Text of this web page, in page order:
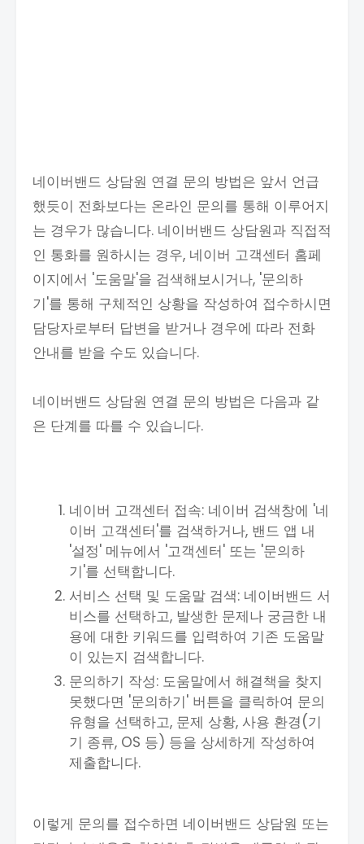
네이버밴드 상담원 연결 문의 방법은 앞서 언급
했듯이 전화보다는 온라인 문의를 통해 이루어지
는 경우가 많습니다. 네이버밴드 상담원과 직접적
인 통화를 원하시는 경우, 네이버 고객센터 홈페
이지에서 '도움말'을 검색해보시거나, '문의하
기'를 통해 구체적인 상황을 작성하여 접수하시면
담당자로부터 답변을 받거나 경우에 따라 전화
안내를 받을 수도 있습니다.
네이버밴드 상담원 연결 문의 방법은 다음과 같
은 단계를 따를 수 있습니다.
네이버 고객센터 접속: 네이버 검색창에 '네
이버 고객센터'를 검색하거나, 밴드 앱 내
'설정' 메뉴에서 '고객센터' 또는 '문의하
기'를 선택합니다.
서비스 선택 및 도움말 검색: 네이버밴드 서
비스를 선택하고, 발생한 문제나 궁금한 내
용에 대한 키워드를 입력하여 기존 도움말
이 있는지 검색합니다.
문의하기 작성: 도움말에서 해결책을 찾지
못했다면 '문의하기' 버튼을 클릭하여 문의
유형을 선택하고, 문제 상황, 사용 환경(기
기 종류, OS 등) 등을 상세하게 작성하여
제출합니다.
이렇게 문의를 접수하면 네이버밴드 상담원 또는